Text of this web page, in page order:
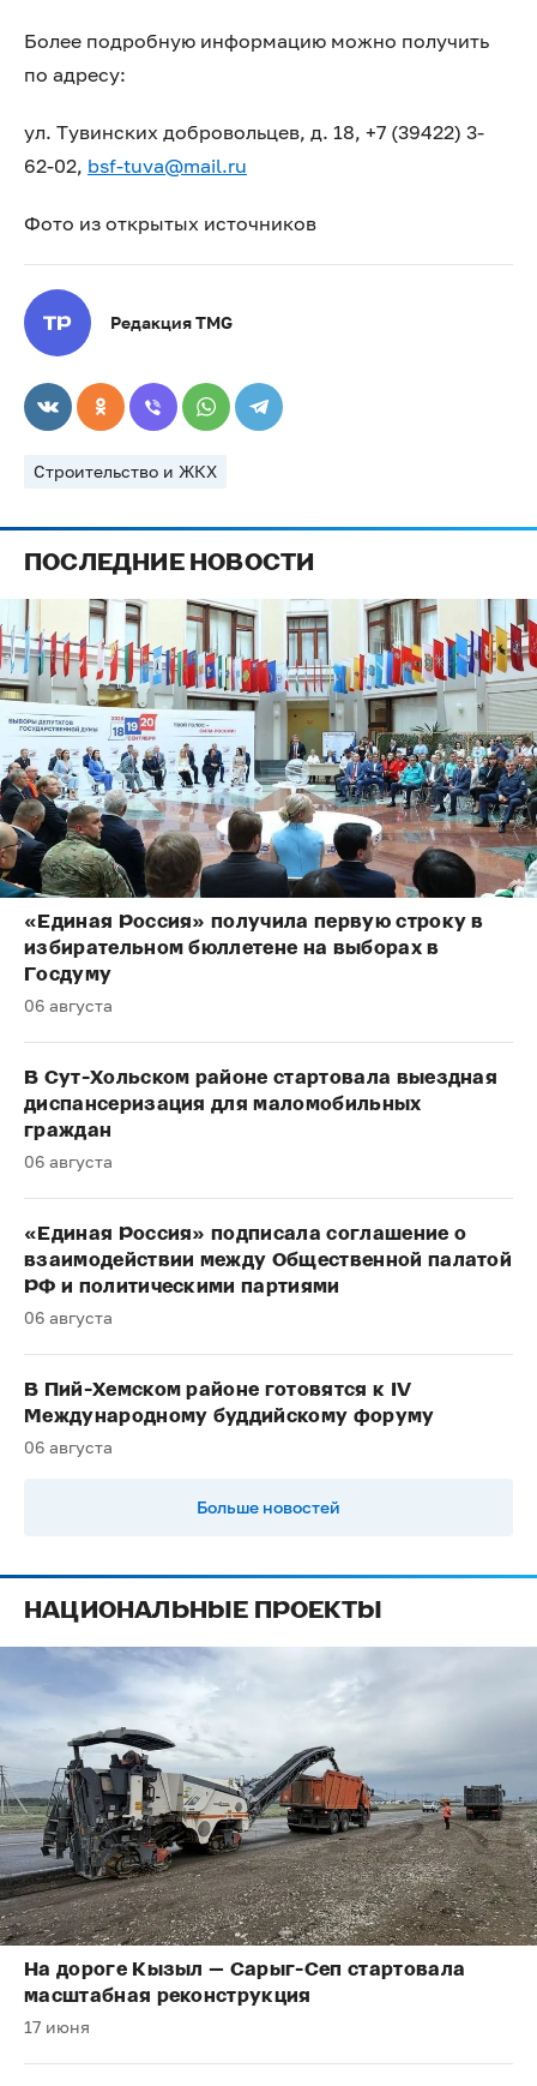
Более подробную информацию можно получить
по адресу:
ул. Тувинских добровольцев, д. 18, +7 (39422) 3-
62-02, bsf-tuva@mail.ru
Фото из открытых источников
Редакция TMG
Строительство и ЖКХ
ПОСЛЕДНИЕ НОВОСТИ
«Единая Россия» получила первую строку в
избирательном бюллетене на выборах в
Госдуму
06 августа
В Сут-Хольском районе стартовала выездная
диспансеризация для маломобильных
граждан
06 августа
«Единая Россия» подписала соглашение о
взаимодействии между Общественной палатой
РФ и политическими партиями
06 августа
В Пий-Хемском районе готовятся к IV
Международному буддийскому форуму
06 августа
Больше новостей
НАЦИОНАЛЬНЫЕ ПРОЕКТЫ
На дороге Кызыл — Сарыг-Сеп стартовала
масштабная реконструкция
17 июня